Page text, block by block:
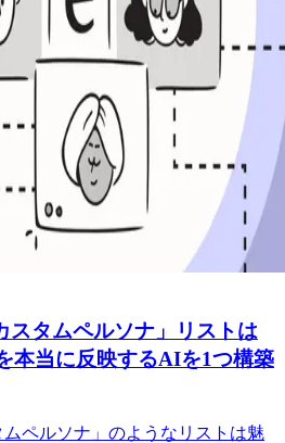
スタムペルソナ」リストは
本当に反映するAIを1つ構築
ムペルソナ」のようなリストは魅